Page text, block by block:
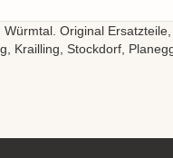
Original
Krailling, Stockdorf,